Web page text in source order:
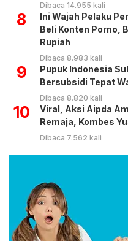
Dibaca 14.955 kali
8
Ini Wajah Pelaku
Beli Konten Porno,
Rupiah
Dibaca 8.983 kali
9
Pupuk Indonesia
Bersubsidi Tepat
Dibaca 8.820 kali
10
Viral, Aksi Aipda
Remaja, Kombes
Dibaca 7.562 kali